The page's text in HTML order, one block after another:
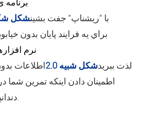
با "ريشناپ" جفت بشينشکل
براي يه فرايند پايان بدون
نرم
لذت ببريدشکل شبیه 2.0
اطلاعات
اطمینان دادن اینکه تمرین شما